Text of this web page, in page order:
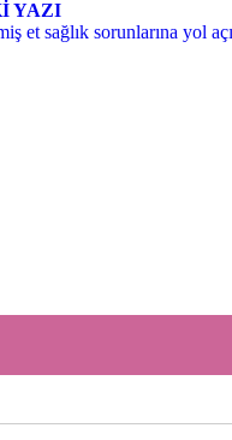
YAZI
et sağlık sorunlarına yol